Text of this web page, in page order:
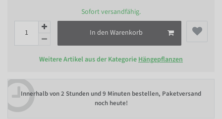
Sofort versandfähig.
In den Warenkorb
Weitere Artikel aus der Kategorie Hängepflanzen
Innerhalb von2 Stunden und 9 Minuten bestellen, Paketversand
noch heute!